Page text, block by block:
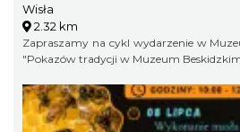
Wisła
2.32 km
Zapraszamy na cykl wydarzenie w
"Pokazów tradycji w Muzeum